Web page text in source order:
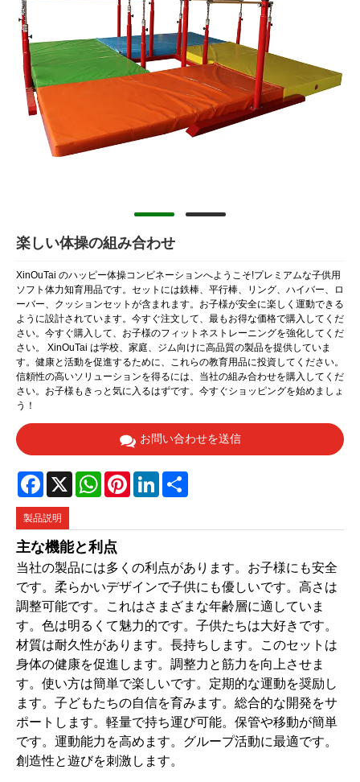
楽しい体操の組み合わせ
XinOuTai のハッピー体操コンビネーションへようこそ!プレミアムな子供用
ソフト体力知育用品です。セットには鉄棒、平行棒、リング、ハイバー、ロ
ーバー、クッションセットが含まれます。お子様が安全に楽しく運動できる
ように設計されています。今すぐ注文して、最もお得な価格で購入してくだ
さい。今すぐ購入して、お子様のフィットネストレーニングを強化してくだ
さい。 XinOuTai は学校、家庭、ジム向けに高品質の製品を提供していま
す。健康と活動を促進するために、これらの教育用品に投資​​してください。
信頼性の高いソリューションを得るには、当社の組み合わせを購入してくだ
さい。お子様もきっと気に入るはずです。今すぐショッピングを始めましょ
う！
お問い合わせを送信
Facebook
X WhatsAppPinterestLinkedIn
製品説明
主な機能と利点
当社の製品には多くの利点があります。お子様にも安全
です。柔らかいデザインで子供にも優しいです。高さは
調整可能です。これはさまざまな年齢層に適していま
す。色は明るくて魅力的です。子供たちは大好きです。
材質は耐久性があります。長持ちします。このセットは
身体の健康を促進します。調整力と筋力を向上させま
す。使い方は簡単で楽しいです。定期的な運動を奨励し
ます。子どもたちの自信を育みます。総合的な開発をサ
ポートします。軽量で持ち運び可能。保管や移動が簡単
です。運動能力を高めます。グループ活動に最適です。
創造性と遊びを刺激します。